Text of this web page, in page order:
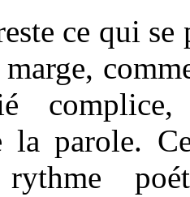
ce qui
la parole.